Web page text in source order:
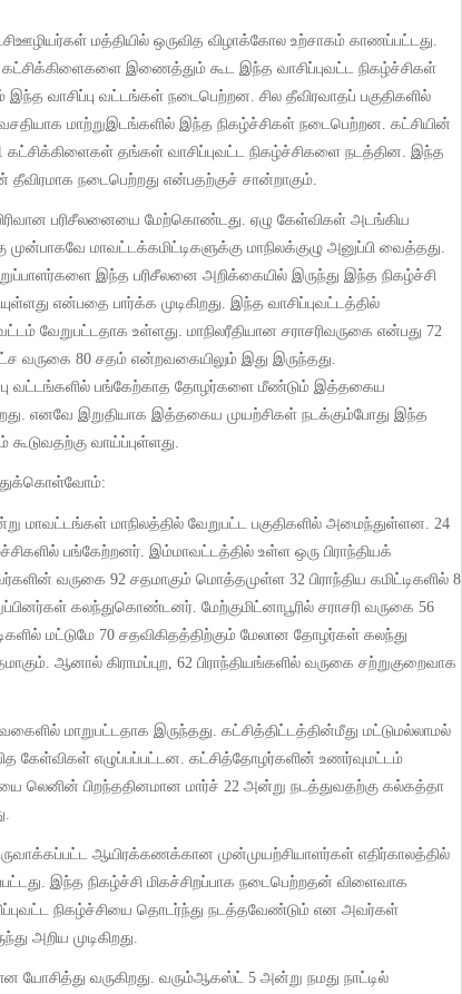
மத்தியில் ஒருவித விழாக்கோல உற்சாகம் காணப்பட்டது.
கட்சிக்கிளைகளை இணைத்தும் கூட இந்த வாசிப்புவட்ட நிகழ்ச்சிகள்
இந்த வாசிப்பு வட்டங்கள் நடைபெற்றன. சில தீவிரவாதப் பகுதிகளில்
மாற்றுஇடங்களில் இந்த நிகழ்ச்சிகள் நடைபெற்றன. கட்சியின்
கட்சிக்கிளைகள் தங்கள் வாசிப்புவட்ட நிகழ்ச்சிகளை நடத்தின. இந்த
நடைபெற்றது என்பதற்குச் சான்றாகும்.
பரிசீலனையை மேற்கொண்டது. ஏழு கேள்விகள் அடங்கிய
மாவட்டக்கமிட்டிகளுக்கு மாநிலக்குழு அனுப்பி வைத்தது.
இந்த பரிசீலனை அறிக்கையில் இருந்து இந்த நிகழ்ச்சி
என்பதை பார்க்க முடிகிறது. இந்த வாசிப்புவட்டத்தில்
வேறுபட்டதாக உள்ளது. மாநிலரீதியான சராசரிவருகை என்பது 72
வருகை 80 சதம் என்றவகையிலும் இது இருந்தது.
வட்டங்களில் பங்கேற்காத தோழர்களை மீண்டும் இத்தகைய
. எனவே இறுதியாக இத்தகைய முயற்சிகள் நடக்கும்போது இந்த
வாய்ப்புள்ளது.
:
மாவட்டங்கள் மாநிலத்தில் வேறுபட்ட பகுதிகளில் அமைந்துள்ளன . 24
பங்கேற்றனர் இம்மாவட்டத்தில் உள்ள ஒரு பிராந்தியக்
வருகை 92 சதமாகும் மொத்தமுள்ள 32 பிராந்திய கமிட்டிகளில் 8
கலந்துகொண்டனர் மேற்குமிட்னாபூரில் சராசரி வருகை 56
மட்டுமே 70 சதவிகிதத்திற்கும் மேலான தோழர்கள் கலந்து
ஆனால் கிராமப்புற 62 பிராந்தியங்களில் வருகை சற்றுகுறைவாக
மாறுபட்டதாக இருந்தது கட்சித்திட்டத்தின்மீது மட்டுமல்லாமல்
கேள்விகள் எழுப்பப்பட்டன கட்சித்தோழர்களின் உணர்வுமட்டம்
லெனின் பிறந்ததினமான மார்ச் 22 அன்று நடத்துவதற்கு கல்கத்தா
இந்த நிகழ்ச்சி மிகச்சிறப்பாக நடைபெற்றதன் விளைவாக
நிகழ்ச்சியை தொடர்ந்து நடத்தவேண்டும் என அவர்கள்
அறிய முடிகிறது
யோசித்து வருகிறது. வரும்ஆகஸ்ட் 5 அன்று நமது நாட்டில்